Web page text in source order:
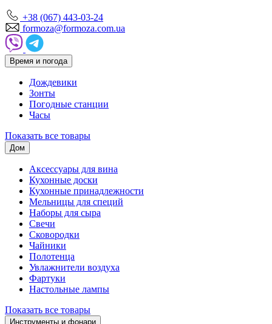
+38 (067) 443-03-24
formoza@formoza.com.ua
Время и погода
Дождевики
Зонты
Погодные станции
Часы
Показать все товары
Дом
Аксессуары для вина
Кухонные доски
Кухонные принадлежности
Мельницы для специй
Наборы для сыра
Свечи
Сковородки
Чайники
Полотенца
Увлажнители воздуха
Фартуки
Настольные лампы
Показать все товары
Инструменты и фонари